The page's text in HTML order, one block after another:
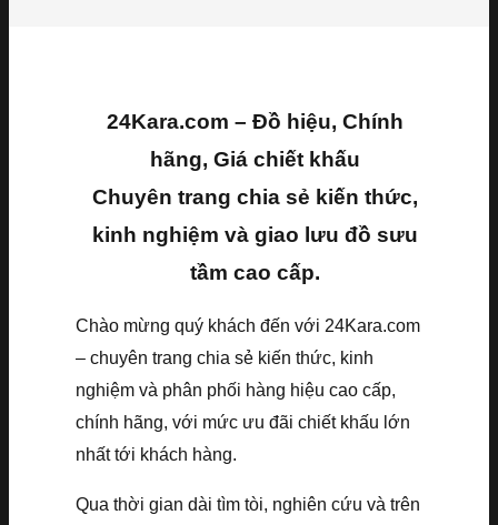
24Kara.com – Đồ hiệu, Chính
hãng, Giá chiết khấu
Chuyên trang chia sẻ kiến thức,
kinh nghiệm và giao lưu đồ sưu
tầm cao cấp.
Chào mừng quý khách đến với 24Kara.com
– chuyên trang chia sẻ kiến thức, kinh
nghiệm và phân phối hàng hiệu cao cấp,
chính hãng, với mức ưu đãi chiết khấu lớn
nhất tới khách hàng.
Qua thời gian dài tìm tòi, nghiên cứu và trên